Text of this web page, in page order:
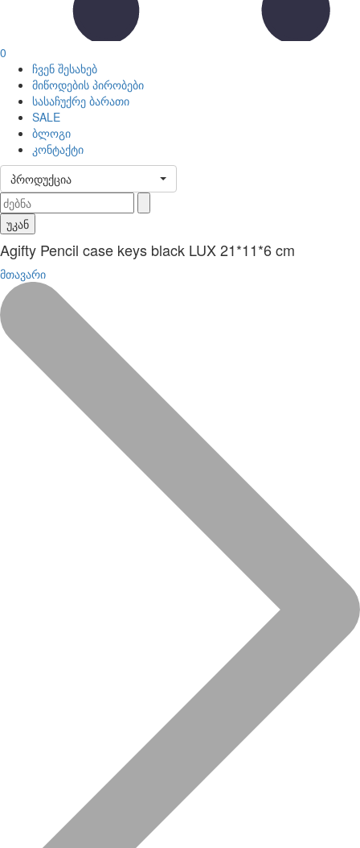
0
ჩვენ შესახებ
მიწოდების პირობები
სასაჩუქრე ბარათი
SALE
ბლოგი
კონტაქტი
პროდუქცია
უკან
Agifty Pencil case keys black LUX 21*11*6 cm
მთავარი